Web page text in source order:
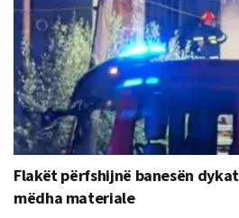
Flakët përfshijnë banesën
mëdha materiale